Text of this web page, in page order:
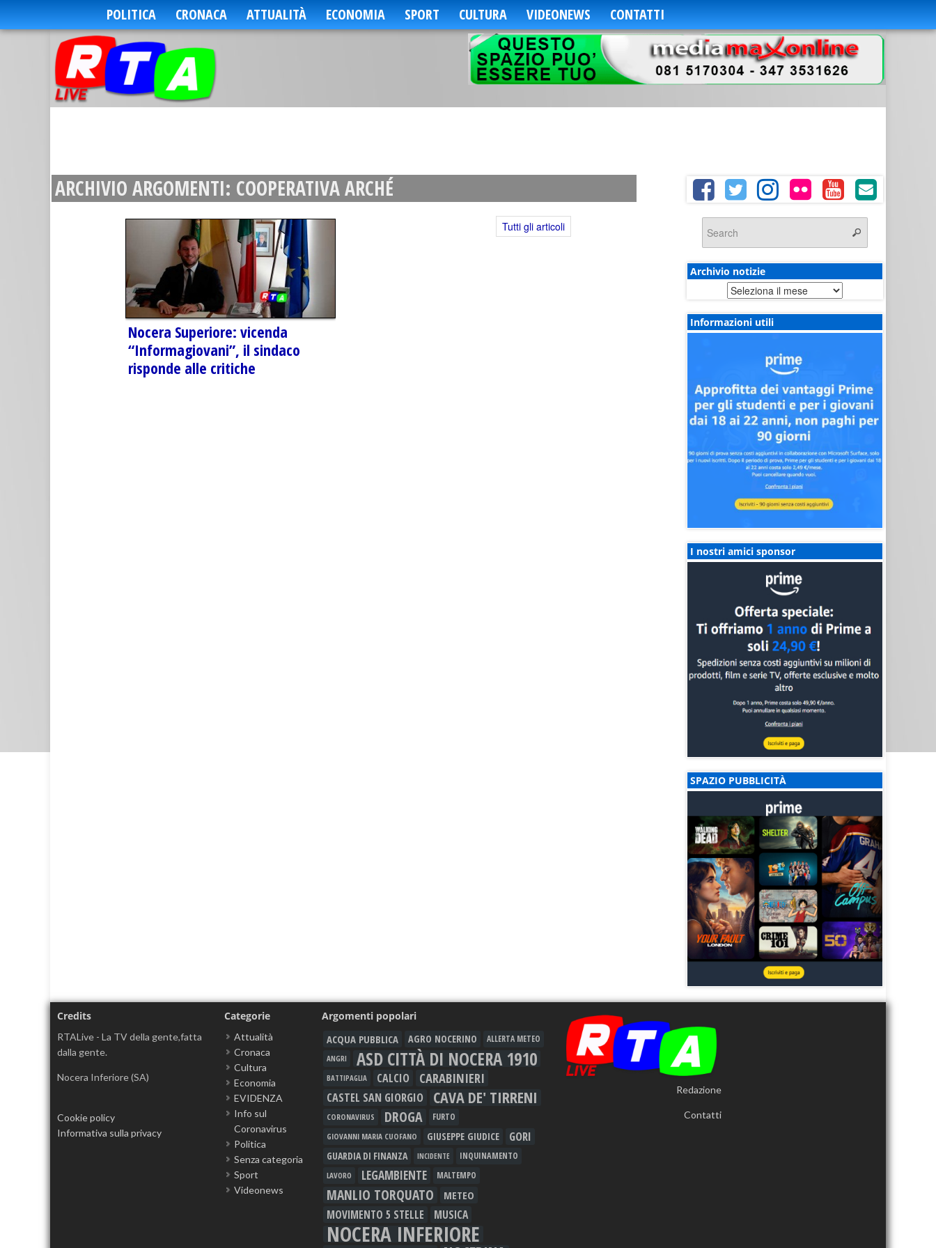
POLITICA CRONACA ATTUALITÀ ECONOMIA SPORT CULTURA VIDEONEWS CONTATTI
ARCHIVIO ARGOMENTI: COOPERATIVA ARCHÉ
Nocera Superiore: vicenda
“Informagiovani”, il sindaco
risponde alle critiche
Tutti gli articoli
Archivio notizie
Archivio
Informazioni utili
I nostri amici sponsor
SPAZIO PUBBLICITÀ
Credits
RTALive - La TV della gente,fatta
dalla gente.
Nocera Inferiore (SA)
Cookie policy
Informativa sulla privacy
Categorie
Attualità
Cronaca
Cultura
Economia
EVIDENZA
Info sul
Coronavirus
Politica
Senza categoria
Sport
Videonews
Argomenti popolari
ACQUA PUBBLICA AGRO NOCERINO
ALLERTA METEO
ANGRI
ASD CITTÀ DI NOCERA 1910
BATTIPAGLIA CALCIO CARABINIERI
CASTEL SAN GIORGIO CAVA DE' TIRRENI
CORONAVIRUS DROGA FURTO
GIOVANNI MARIA CUOFANO GIUSEPPE GIUDICE GORI
GUARDIA DI FINANZA INCIDENTE INQUINAMENTO
LAVORO LEGAMBIENTE MALTEMPO
MANLIO TORQUATO METEO
MOVIMENTO 5 STELLE MUSICA
NOCERA INFERIORE
Redazione
Contatti